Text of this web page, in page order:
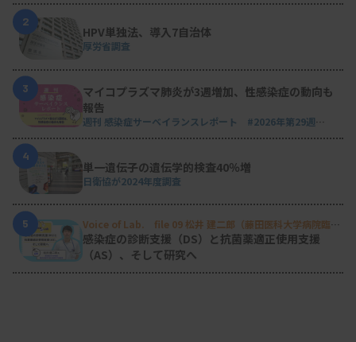
2
HPV単独法、導入7自治体
厚労省調査
3
マイコプラズマ肺炎が3週増加、性感染症の動向も
報告
週刊 感染症サーベイランスレポート #2026年第29週
4
単一遺伝子の遺伝学的検査40％増
日衛協が2024年度調査
5
Voice of Lab. file 09 松井 建二郎（藤田医科大学病院臨床
検査部微生物遺伝子検査室）
感染症の診断支援（DS）と抗菌薬適正使用支援
（AS）、そして研究へ